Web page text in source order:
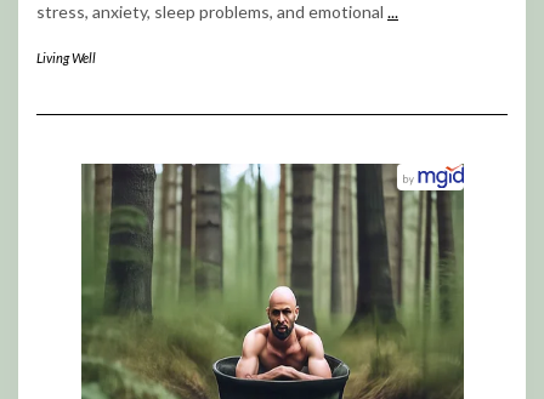
stress, anxiety, sleep problems, and emotional ...
Living Well